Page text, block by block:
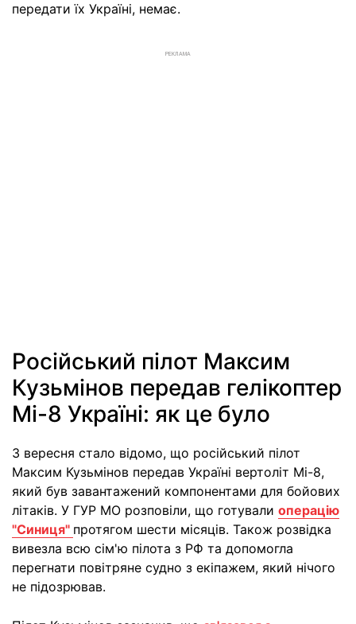
передати їх Україні, немає.
РЕКЛАМА
Російський пілот Максим
Кузьмінов передав гелікоптер
Мі-8 Україні: як це було
3 вересня стало відомо, що російський пілот
Максим Кузьмінов передав Україні вертоліт Мі-8,
який був завантажений компонентами для бойових
літаків. У ГУР МО розповіли, що готували операцію
"Синиця" протягом шести місяців. Також розвідка
вивезла всю сім'ю пілота з РФ та допомогла
перегнати повітряне судно з екіпажем, який нічого
не підозрював.